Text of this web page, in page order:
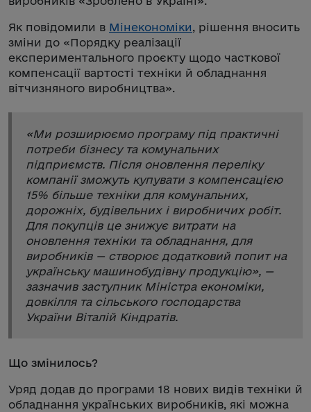
Як повідомили в Мінекономіки, рішення вносить
зміни до «Порядку реалізації
експериментального проєкту щодо часткової
компенсації вартості техніки й обладнання
вітчизняного виробництва».
«Ми розширюємо програму під практичні
потреби бізнесу та комунальних
підприємств. Після оновлення переліку
компанії зможуть купувати з компенсацією
15% більше техніки для комунальних,
дорожніх, будівельних і виробничих робіт.
Для покупців це знижує витрати на
оновлення техніки та обладнання, для
виробників — створює додатковий попит на
українську машинобудівну продукцію», —
зазначив заступник Міністра економіки,
довкілля та сільського господарства
України Віталій Кіндратів.
Що змінилось?
Уряд додав до програми 18 нових видів техніки й
обладнання українських виробників, які можна